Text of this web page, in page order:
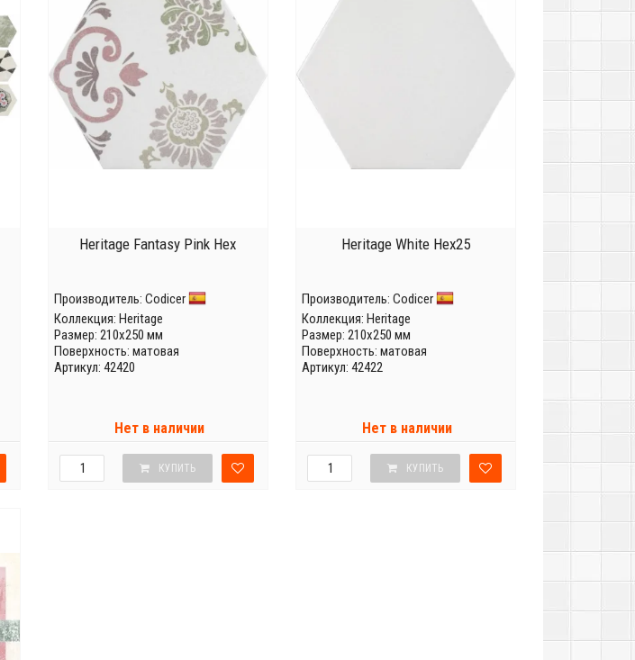
Heritage Fantasy Pink Hex
Производитель: Codicer
Коллекция: Heritage
Размер: 210x250 мм
Поверхность: матовая
Артикул: 42420
Нет в наличии
КУПИТЬ
Heritage White Hex25
Производитель: Codicer
Коллекция: Heritage
Размер: 210x250 мм
Поверхность: матовая
Артикул: 42422
Нет в наличии
КУПИТЬ